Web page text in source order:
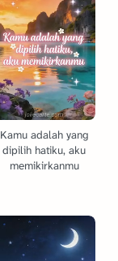
Kamu adalah yang
dipilih hatiku, aku
memikirkanmu